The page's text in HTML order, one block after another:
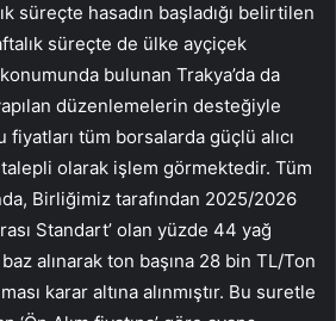
süreçte hasadın başladığı belirtilen
süreçte de ülke ayçiçek
bulunan Trakya’da da
düzenlemelerin desteğiyle
fiyatları tüm borsalarda güçlü alıcı
olarak işlem görmektedir. Tüm
Birliğimiz tarafından 2025/2026
Standart’ olan yüzde 44 yağ
alınarak ton başına 28 bin TL/Ton
karar altına alınmıştır. Bu suretle